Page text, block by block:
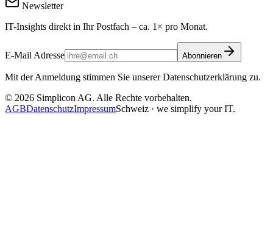
Newsletter
IT-Insights direkt in Ihr Postfach – ca. 1× pro Monat.
E-Mail Adresse Abonnieren
Mit der Anmeldung stimmen Sie unserer Datenschutzerklärung zu.
© 2026 Simplicon AG. Alle Rechte vorbehalten.
AGBDatenschutzImpressumSchweiz · we simplify your IT.